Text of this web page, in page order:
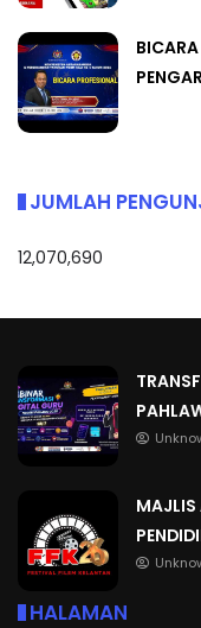
JUMLAH
12,070,690
MAJLIS
HALAMAN